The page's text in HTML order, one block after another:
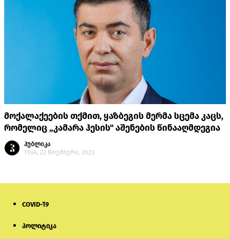
მოქალაქეების თქმით, ყაზბეგის მერმა სცემა კაცს,
რომელიც „კამარა ჰესის" აშენების წინააღმდეგია
პუბლიკა
11:44, 22 ნოემბერი, 2023
COVID-19
პოლიტიკა